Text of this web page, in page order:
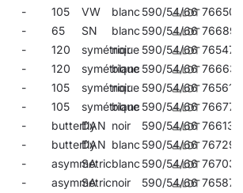
- 105 VW blanc 590/54/66 766503
- 65 SN blanc 590/54/66 766893
- 120 symétrique
noir 590/54/66 765476
- 120 symétrique
blanc 590/54/66 766633
- 105 symétrique
noir 590/54/66 765612
- 105 symétrique
blanc 590/54/66 766770
- butterfly
DAN noir 590/54/66 766138
- butterfly
DAN blanc 590/54/66 767296
- asymmetric
SA blanc 590/54/66 767036
- asymmetric
SA noir 590/54/66 765872